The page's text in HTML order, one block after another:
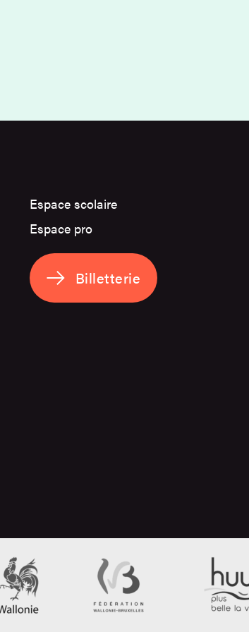
Espace scolaire
Espace pro
Billetterie